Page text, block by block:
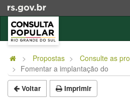
para
conteúdo
para
menu
Início
conteúdo
Propostas
Consulte as
Fomentar a implantação do
Voltar Imprimir